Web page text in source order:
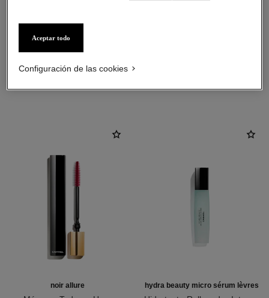
noir allure hydra beauty micro sérum lèvres
Aceptar todo
Configuración de las cookies